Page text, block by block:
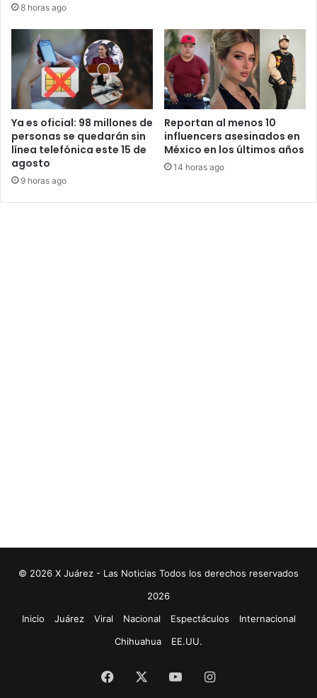
8 horas ago
Ya es oficial: 98 millones de
personas se quedarán sin
línea telefónica este 15 de
agosto
9 horas ago
Reportan al menos 10
influencers asesinados en
México en los últimos años
14 horas ago
© 2026 X Juárez - Las Noticias Todos los derechos reservados
2026
Inicio
Juárez Viral Nacional Espectáculos
Internacional
Chihuahua
EE.UU.
Facebook YouTubeInstagram